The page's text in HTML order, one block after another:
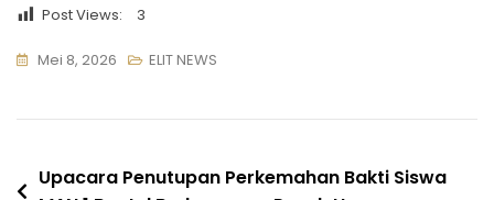
Post Views: 3
Mei 8, 2026 ELIT NEWS
Navigasi
Upacara Penutupan Perkemahan Bakti Siswa